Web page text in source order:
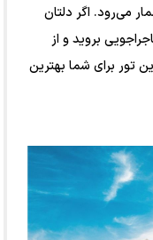
می‌رود. اگر دلتان
بروید و از
تور برای شما بهترین